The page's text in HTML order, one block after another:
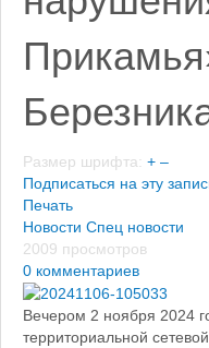
Размер шрифта: + –
Подписаться на эту
Печать
Новости Спец новости
2009 просмотров
0 комментариев
Вечером 2 ноября 2024
территориальной